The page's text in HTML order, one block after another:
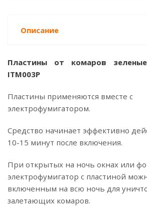
Описание
Пластины от комаров
ITM003P
Пластины применяются вместе с
электрофумигатором.
Средство начинает эффективно
10-15 минут после включения.
При открытых на ночь окнах или
электрофумигатор с плаcтиной
включенным на всю ночь для
залетающих комаров.